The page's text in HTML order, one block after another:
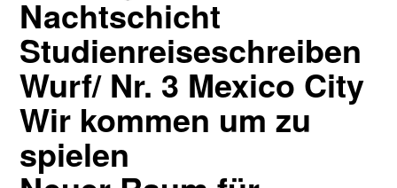
Nachtschicht
Studienreiseschreiben
Wurf/ Nr. 3 Mexico City
Wir kommen um zu
spielen